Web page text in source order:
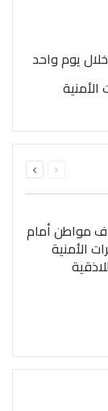
الصفحةالصفحة
مواطن أمام
الأمنية